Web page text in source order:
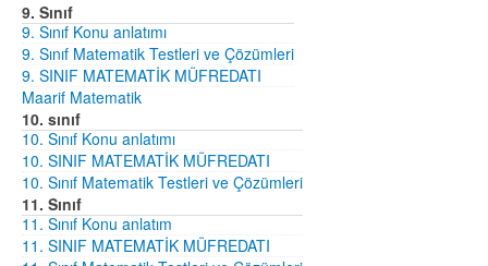
9. Sınıf
9. Sınıf Konu anlatımı
9. Sınıf Matematik Testleri ve Çözümleri
9. SINIF MATEMATİK MÜFREDATI
Maarif Matematik
10. sınıf
10. Sınıf Konu anlatımı
10. SINIF MATEMATİK MÜFREDATI
10. Sınıf Matematik Testleri ve Çözümleri
11. Sınıf
11. Sınıf Konu anlatım
11. SINIF MATEMATİK MÜFREDATI